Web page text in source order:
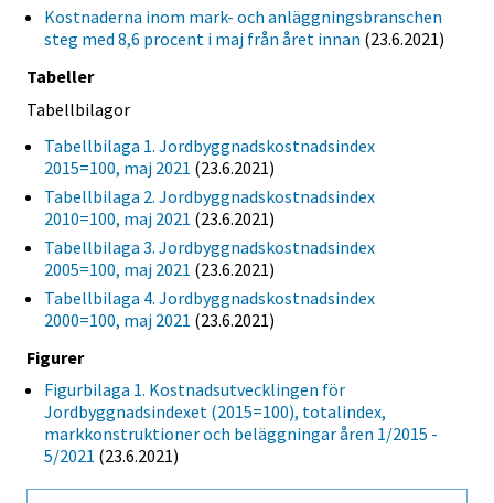
Kostnaderna inom mark- och anläggningsbranschen
steg med 8,6 procent i maj från året innan (23.6.2021)
Tabeller
Tabellbilagor
Tabellbilaga 1. Jordbyggnadskostnadsindex
2015=100, maj 2021 (23.6.2021)
Tabellbilaga 2. Jordbyggnadskostnadsindex
2010=100, maj 2021 (23.6.2021)
Tabellbilaga 3. Jordbyggnadskostnadsindex
2005=100, maj 2021 (23.6.2021)
Tabellbilaga 4. Jordbyggnadskostnadsindex
2000=100, maj 2021 (23.6.2021)
Figurer
Figurbilaga 1. Kostnadsutvecklingen för
Jordbyggnadsindexet (2015=100), totalindex,
markkonstruktioner och beläggningar åren 1/2015 -
5/2021 (23.6.2021)